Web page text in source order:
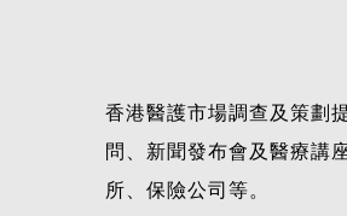
香港醫護市場調查及策劃
問、新聞發布會及醫療講
所、保險公司等。